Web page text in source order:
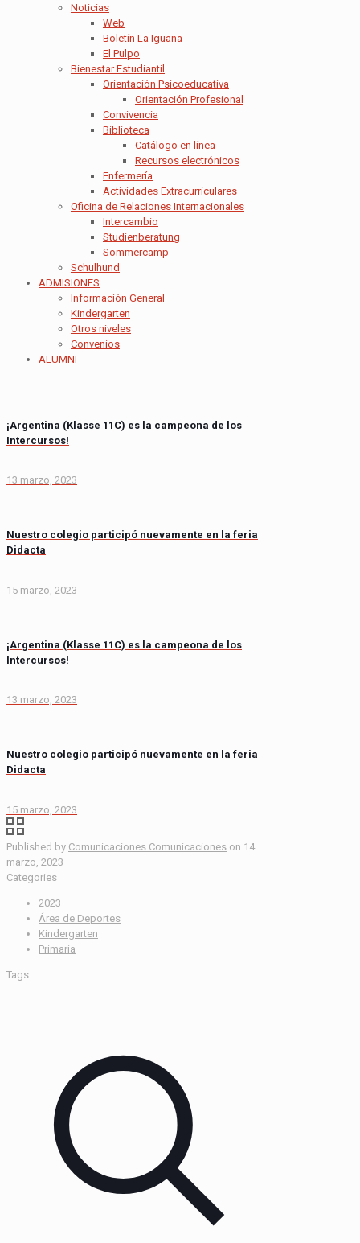
Noticias
Web
Boletín La Iguana
El Pulpo
Bienestar Estudiantil
Orientación Psicoeducativa
Orientación Profesional
Convivencia
Biblioteca
Catálogo en línea
Recursos electrónicos
Enfermería
Actividades Extracurriculares
Oficina de Relaciones Internacionales
Intercambio
Studienberatung
Sommercamp
Schulhund
ADMISIONES
Información General
Kindergarten
Otros niveles
Convenios
ALUMNI
¡Argentina (Klasse 11C) es la campeona de los
Intercursos!
13 marzo, 2023
Nuestro colegio participó nuevamente en la feria
Didacta
15 marzo, 2023
¡Argentina (Klasse 11C) es la campeona de los
Intercursos!
13 marzo, 2023
Nuestro colegio participó nuevamente en la feria
Didacta
15 marzo, 2023
Published by Comunicaciones Comunicaciones on 14
marzo, 2023
Categories
2023
Área de Deportes
Kindergarten
Primaria
Tags